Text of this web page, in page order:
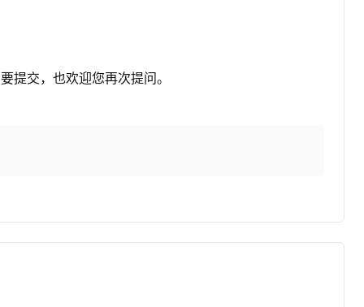
提交，也欢迎您再次提问。